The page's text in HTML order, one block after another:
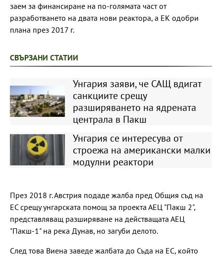
заем за финансиране на по-голямата част от
разработването на двата нови реактора, а ЕК одобри
плана през 2017 г.
СВЪРЗАНИ СТАТИИ
Унгария заяви, че САЩ вдигат
санкциите срещу
разширяването на ядрената
централа в Пакш
Унгария се интересува от
строежа на американски малки
модулни реактори
През 2018 г. Австрия подаде жалба пред Общия съд на
ЕС срещу унгарската помощ за проекта АЕЦ "Пакш 2",
представляващ разширяване на действащата АЕЦ
"Пакш-1" на река Дунав, но загуби делото.
След това Виена заведе жалбата до Съда на ЕС, който